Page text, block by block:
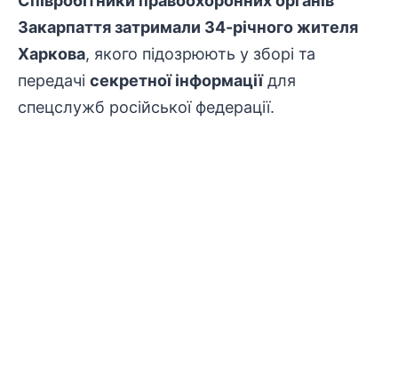
Закарпаття затримали 34-річного жителя
Харкова, якого підозрюють у зборі та
передачі секретної інформаціїдля
спецслужб російської федерації.